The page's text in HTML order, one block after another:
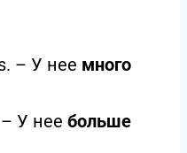
– У нее много
У нее больше